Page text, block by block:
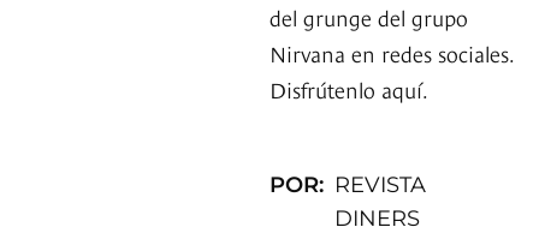
del grunge del grupo
Nirvana en redes sociales.
Disfrútenlo aquí.
POR: REVISTA
DINERS